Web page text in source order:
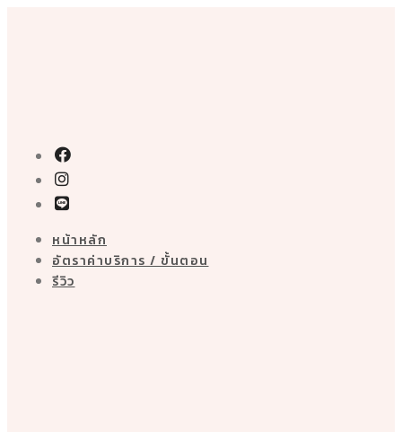
หน้าหลัก
อัตราค่าบริการ / ขั้นตอน
รีวิว